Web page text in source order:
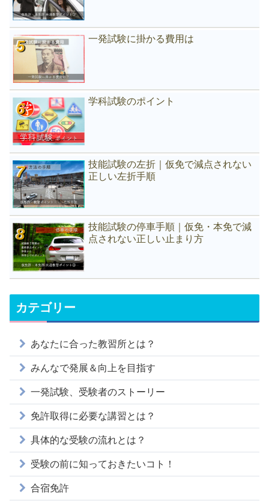
一発試験に掛かる費用は
学科試験のポイント
技能試験の左折｜仮免で減点されない
正しい左折手順
技能試験の停車手順｜仮免・本免で減
点されない正しい止まり方
カテゴリー
あなたに合った教習所とは？
みんなで発展＆向上を目指す
一発試験、受験者のストーリー
免許取得に必要な講習とは？
具体的な受験の流れとは？
受験の前に知っておきたいコト！
合宿免許